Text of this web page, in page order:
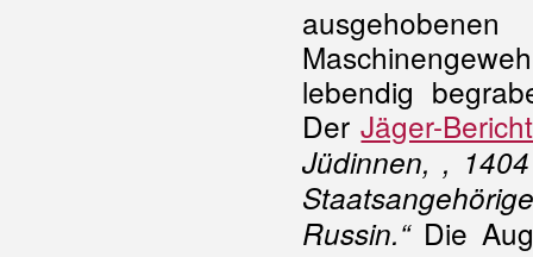
lebendig
DerJäger-Bericht
Jüdinnen, ,
Russin.“Die